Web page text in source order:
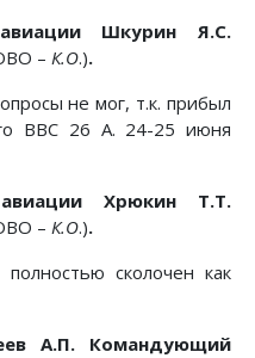
Шкурин Я.С.
– К.О.).
не мог, т.к. прибыл
ВВС 26 А. 24-25 июня
Хрюкин Т.Т.
– К.О.).
сколочен как
А.П. Командующий